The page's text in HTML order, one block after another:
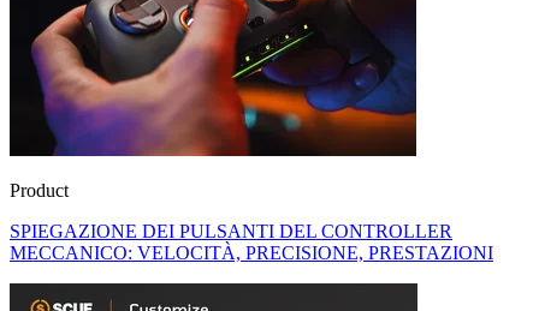
Product
SPIEGAZIONE DEI PULSANTI DEL CONTROLLER
MECCANICO: VELOCITÀ, PRECISIONE, PRESTAZIONI